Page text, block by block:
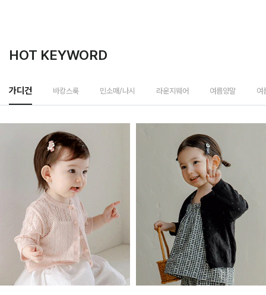
HOT KEYWORD
가디건 바캉스룩 민소매/나시 라운지웨어 여름양말 여